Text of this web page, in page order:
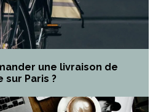
une livraison de
sur Paris ?